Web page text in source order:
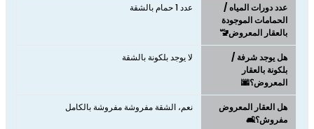
عدد دورات المياه /
الحمامات الموجودة
بالعقار المعروض🚾
عدد 1 حمام بالشقة
هل يوجد شرفة /
بلكونة بالعقار
المعروض؟🌆
لا يوجد بلكونة بالشقة
هل العقار المعروض
مفروش؟🛋️
نعم، الشقة مفروشة مفروشة بالكامل